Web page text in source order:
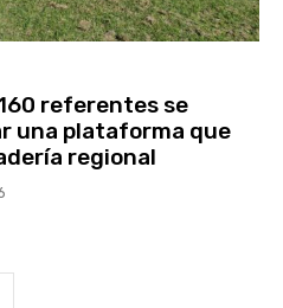
referentes se
una plataforma que
regional